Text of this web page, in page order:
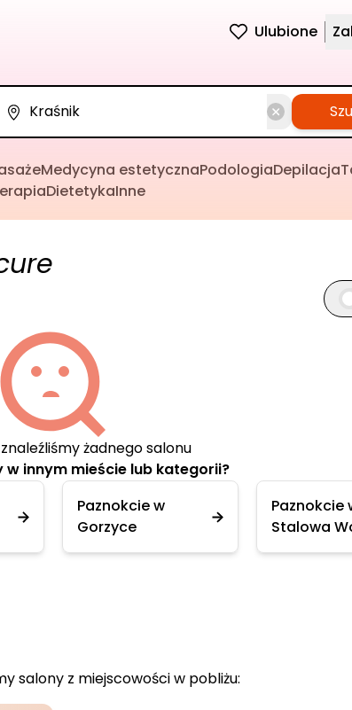
Ulubione
Medycyna estetycznaPodologiaDepilacja
DietetykaInne
żadnego salonu
w innym mieście lub kategorii?
Paznokcie w
Gorzyce
Paznokcie
Stalowa
salony z miejscowości w pobliżu: